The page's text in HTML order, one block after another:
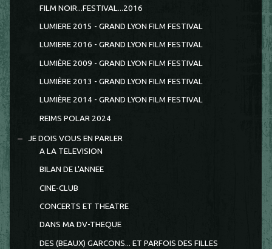
FILM NOIR...FESTIVAL...2016
LUMIERE 2015 - GRAND LYON FILM FESTIVAL
LUMIERE 2016 - GRAND LYON FILM FESTIVAL
LUMIÈRE 2009 - GRAND LYON FILM FESTIVAL
LUMIÈRE 2013 - GRAND LYON FILM FESTIVAL
LUMIÈRE 2014 - GRAND LYON FILM FESTIVAL
REIMS POLAR 2024
JE DOIS VOUS EN PARLER
A LA TELEVISION
BILAN DE L'ANNEE
CINE-CLUB
CONCERTS ET THEATRE
DANS MA DV-THEQUE
DES (BEAUX) GARCONS... ET PARFOIS DES FILLES